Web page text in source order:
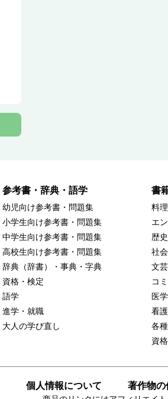
参考書・辞典・語学
幼児向け参考書・問題集
小学生向け参考書・問題集
中学生向け参考書・問題集
高校生向け参考書・問題集
辞典（辞書）・事典・字典
資格・検定
語学
進学・就職
大人の学び直し
書
料
エ
歴
社
文
コ
医
看
各
資
個人情報について 著作物の